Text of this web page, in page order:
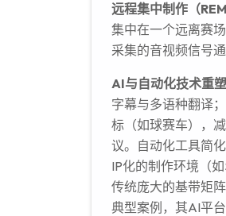
远程集中制作（
集中在一个远离赛
采集的音视频信号
AI与自动化技术重塑
字幕与多语种翻译
标（如球赛车），
议。自动化工具简
IP化的制作环境（
传统庞大的基带矩
典型案例，其AI平